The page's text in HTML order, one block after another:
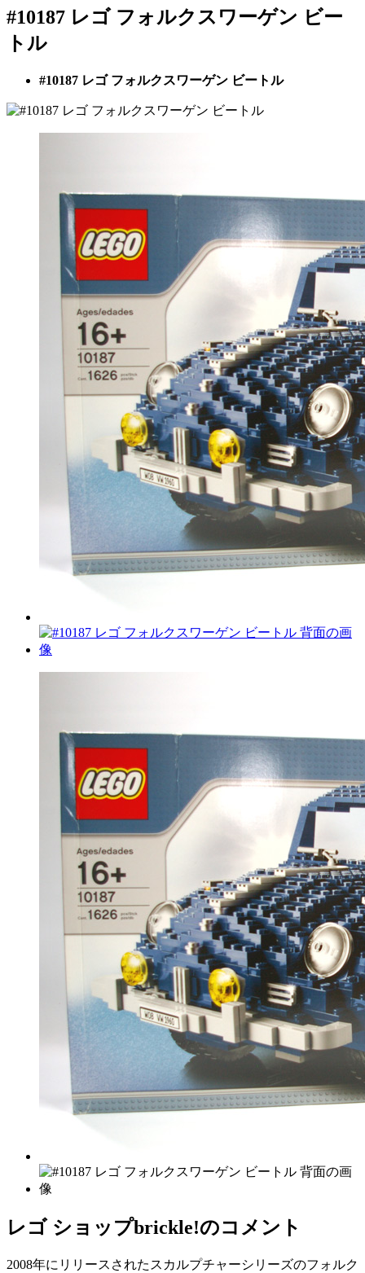
#10187 レゴ フォルクスワーゲン ビー
トル
#10187 レゴ フォルクスワーゲン ビートル
レゴ ショップbrickle!のコメント
2008年にリリースされたスカルプチャーシリーズのフォルク